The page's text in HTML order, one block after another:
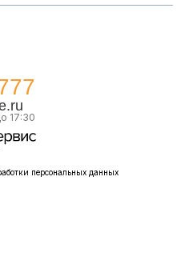
персональных данных
17:30